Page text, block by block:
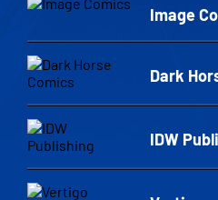
Image
Dark
IDW